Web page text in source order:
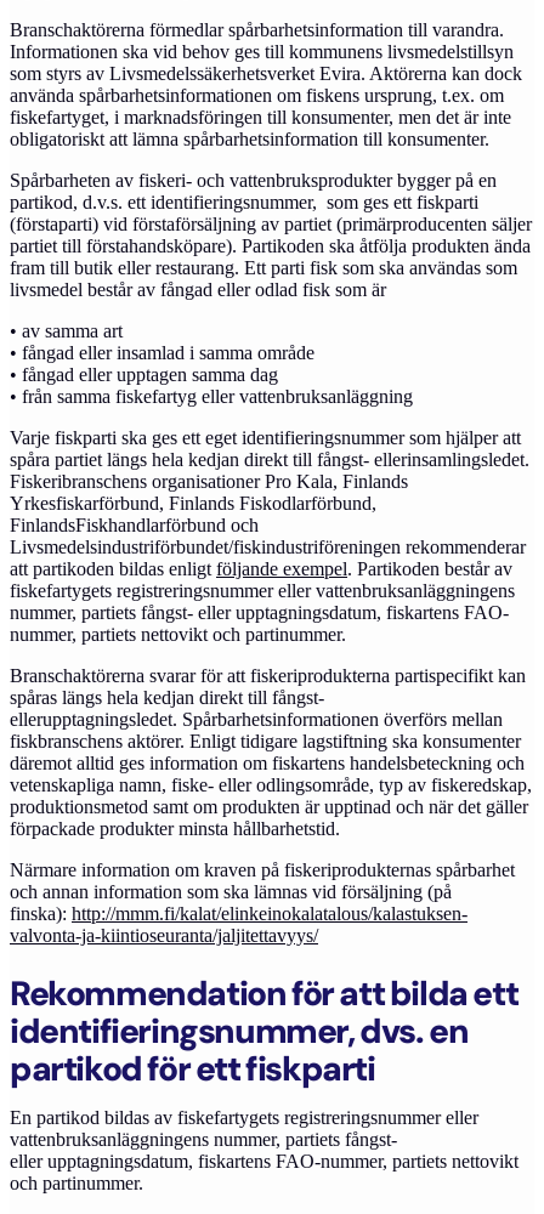
Branschaktörerna förmedlar spårbarhetsinformation till varandra.
Informationen ska vid behov ges till kommunens livsmedelstillsyn
som styrs av Livsmedelssäkerhetsverket Evira. Aktörerna kan dock
använda spårbarhetsinformationen om fiskens ursprung, t.ex. om
fiskefartyget, i marknadsföringen till konsumenter, men det är inte
obligatoriskt att lämna spårbarhetsinformation till konsumenter.
Spårbarheten av fiskeri- och vattenbruksprodukter byggerpå en
partikod, d.v.s. ett identifieringsnummer, som ges ett fiskparti
(förstaparti) vid förstaförsäljning av partiet (primärproducenten säljer
partiet till förstahandsköpare). Partikoden ska åtfölja produkten ända
fram till butik eller restaurang. Ett parti fisk som ska användas som
livsmedel består av fångad eller odlad fisk som är
• av samma art
• fångad eller insamlad i samma område
• fångad ellerupptagen samma dag
• från samma fiskefartyg eller vattenbruksanläggning
Varje fiskparti ska ges ett eget identifieringsnummer som hjälper att
spåra partiet längs hela kedjan direkt till fångst- ellerinsamlingsledet.
Fiskeribranschens organisationer Pro Kala, Finlands
Yrkesfiskarförbund, Finlands Fiskodlarförbund,
FinlandsFiskhandlarförbund och
Livsmedelsindustriförbundet/fiskindustriföreningen rekommenderar
att partikoden bildas enligt följande exempel. Partikoden består av
fiskefartygets registreringsnummer eller vattenbruksanläggningens
nummer, partiets fångst- ellerupptagningsdatum, fiskartens FAO-
nummer, partiets nettovikt och partinummer.
Branschaktörerna svarar för att fiskeriprodukterna partispecifikt kan
spåras längs hela kedjan direkt till fångst-
ellerupptagningsledet. Spårbarhetsinformationen överförs mellan
fiskbranschens aktörer. Enligt tidigare lagstiftning ska konsumenter
däremot alltid ges information om fiskartens handelsbeteckning och
vetenskapliga namn, fiske- eller odlingsområde, typ av fiskeredskap,
produktionsmetod samt om produkten är upptinad och när det gäller
förpackade produkter minsta hållbarhetstid.
Närmare information om kraven på fiskeriprodukternas spårbarhet
och annan information som ska lämnas vid försäljning (på
finska): http://mmm.fi/kalat/elinkeinokalatalous/kalastuksen-
valvonta-ja-kiintioseuranta/jaljitettavyys/
Rekommendation för att bilda ett
identifieringsnummer, dvs. en
partikod för ett fiskparti
En partikod bildas av fiskefartygets registreringsnummer eller
vattenbruksanläggningens nummer, partiets fångst-
eller upptagningsdatum, fiskartens FAO-nummer, partiets nettovikt
och partinummer.